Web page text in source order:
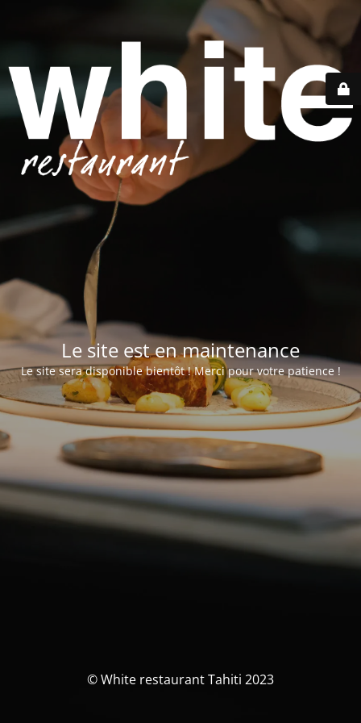
Le site est en maintenance
Le site sera disponible bientôt ! Merci pour votre patience !
© White restaurant Tahiti 2023